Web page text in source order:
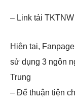
– Link tải
Hiện tại,
sử dụng 3 ngôn
Trung
– Để thuận tiện